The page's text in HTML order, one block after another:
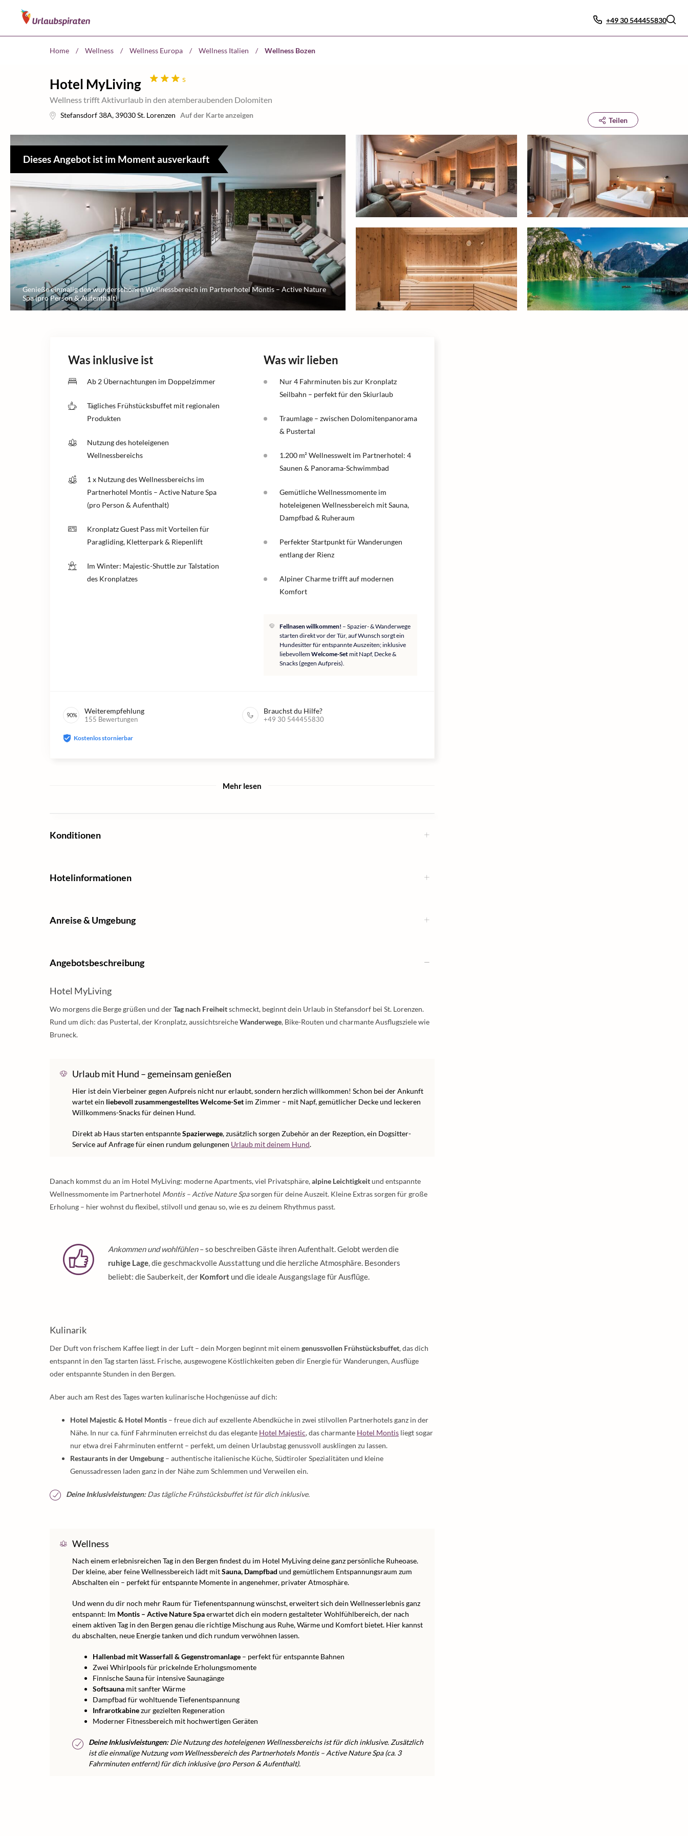
+49 30 544455830
Home / Wellness / Wellness Europa / Wellness Italien / Wellness Bozen
Hotel MyLiving s
Wellness trifft Aktivurlaub in den atemberaubenden Dolomiten
Stefansdorf 38A, 39030St. Lorenzen Auf der Karte anzeigen
Teilen
Dieses Angebot ist im Moment ausverkauft
Genieße einmalig den wunderschönen Wellnessbereich im Partnerhotel Montis – Active Nature
Spa (pro Person & Aufenthalt).
Was inklusive ist
Ab 2 Übernachtungen im Doppelzimmer
Tägliches Frühstücksbuffet mit regionalen
Produkten
Nutzung des hoteleigenen
Wellnessbereichs
1 x Nutzung des Wellnessbereichs im
Partnerhotel Montis – Active Nature Spa
(pro Person & Aufenthalt)
Kronplatz Guest Pass mit Vorteilen für
Paragliding, Kletterpark & Riepenlift
Im Winter: Majestic-Shuttle zur Talstation
des Kronplatzes
Was wir lieben
Nur 4 Fahrminuten bis zur Kronplatz
Seilbahn – perfekt für den Skiurlaub
Traumlage – zwischen Dolomitenpanorama
& Pustertal
1.200 m² Wellnesswelt im Partnerhotel: 4
Saunen & Panorama-Schwimmbad
Gemütliche Wellnessmomente im
hoteleigenen Wellnessbereich mit Sauna,
Dampfbad & Ruheraum
Perfekter Startpunkt für Wanderungen
entlang der Rienz
Alpiner Charme trifft auf modernen
Komfort
Fellnasen willkommen! – Spazier- & Wanderwege
starten direkt vor der Tür, auf Wunsch sorgt ein
Hundesitter für entspannte Auszeiten; inklusive
liebevollemWelcome-Setmit Napf, Decke &
Snacks (gegen Aufpreis).
90% Weiterempfehlung
155 Bewertungen
Brauchst du Hilfe?
+49 30 544455830
Kostenlos stornierbar
Mehr lesen
Konditionen
Hotelinformationen
Anreise & Umgebung
Angebotsbeschreibung
Hotel MyLiving
Wo morgens die Berge grüßen und derTag nach Freiheitschmeckt, beginnt dein Urlaub in Stefansdorf bei St. Lorenzen.
Rund um dich: das Pustertal, der Kronplatz, aussichtsreicheWanderwege, Bike-Routen und charmante Ausflugsziele wie
Bruneck.
Urlaub mit Hund – gemeinsam genießen
Hier ist dein Vierbeiner gegen Aufpreis nicht nur erlaubt, sondern herzlich willkommen! Schon bei der Ankunft
wartet ein liebevoll zusammengestelltes Welcome-Set im Zimmer – mit Napf, gemütlicher Decke und leckeren
Willkommens-Snacks für deinen Hund.
Direkt ab Haus starten entspannteSpazierwege, zusätzlich sorgen Zubehör an der Rezeption, ein Dogsitter-
Service auf Anfrage für einen rundum gelungenen Urlaub mit deinem Hund.
Danach kommst du an im Hotel MyLiving: moderne Apartments, viel Privatsphäre,alpine Leichtigkeitund entspannte
Wellnessmomente im Partnerhotel Montis – Active Nature Spasorgen für deine Auszeit. Kleine Extras sorgen für große
Erholung – hier wohnst du flexibel, stilvoll und genau so, wie es zu deinem Rhythmus passt.
Ankommen und wohlfühlen– so beschreiben Gäste ihren Aufenthalt. Gelobt werden die
ruhige Lage, die geschmackvolle Ausstattung und die herzliche Atmosphäre. Besonders
beliebt: die Sauberkeit, der Komfort und die ideale Ausgangslage für Ausflüge.
Kulinarik
Der Duft von frischem Kaffee liegt in der Luft – dein Morgen beginnt mit einem genussvollen Frühstücksbuffet, das dich
entspannt in den Tag starten lässt. Frische, ausgewogene Köstlichkeiten geben dir Energie für Wanderungen, Ausflüge
oder entspannte Stunden in den Bergen.
Aber auch am Rest des Tages warten kulinarische Hochgenüsse auf dich:
Hotel Majestic & Hotel Montis – freue dich auf exzellente Abendküche in zwei stilvollen Partnerhotels ganz in der
Nähe. In nur ca. fünf Fahrminuten erreichst du das elegante Hotel Majestic, das charmante Hotel Montis liegt sogar
nur etwa drei Fahrminuten entfernt – perfekt, um deinen Urlaubstag genussvoll ausklingen zu lassen.
Restaurants in der Umgebung – authentische italienische Küche, Südtiroler Spezialitäten und kleine
Genussadressen laden ganz in der Nähe zum Schlemmen und Verweilen ein.
Deine Inklusivleistungen:Das tägliche Frühstücksbuffet ist für dich inklusive.
Wellness
Nach einem erlebnisreichen Tag in den Bergen findest du im Hotel MyLiving deine ganz persönliche Ruheoase.
Der kleine, aber feine Wellnessbereich lädt mitSauna, Dampfbad und gemütlichem Entspannungsraum zum
Abschalten ein – perfekt für entspannte Momente in angenehmer, privater Atmosphäre.
Und wenn du dir noch mehr Raum für Tiefenentspannung wünschst, erweitert sich dein Wellnesserlebnis ganz
entspannt: Im Montis – Active Nature Spaerwartet dich ein modern gestalteter Wohlfühlbereich, der nach
einem aktiven Tag in den Bergen genau die richtige Mischung aus Ruhe, Wärme und Komfort bietet. Hier kannst
du abschalten, neue Energie tanken und dich rundum verwöhnen lassen.
Hallenbad mit Wasserfall & Gegenstromanlage – perfekt für entspannte Bahnen
Zwei Whirlpools für prickelnde Erholungsmomente
Finnische Sauna für intensive Saunagänge
Softsauna mit sanfter Wärme
Dampfbad für wohltuende Tiefenentspannung
Infrarotkabinezur gezielten Regeneration
Moderner Fitnessbereich mit hochwertigen Geräten
Deine Inklusivleistungen:Die Nutzung des hoteleigenen Wellnessbereichs ist für dich inklusive. Zusätzlich
ist die einmalige Nutzung vom Wellnessbereich des Partnerhotels Montis – Active Nature Spa (ca. 3
Fahrminuten entfernt) für dich inklusive (pro Person & Aufenthalt).